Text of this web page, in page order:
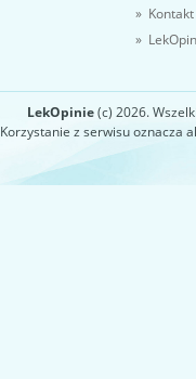
»
»
LekOpinie(c) 2026.
Korzystanie z serwisu oznacza